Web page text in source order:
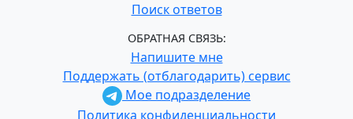
Поиск ответов
ОБРАТНАЯ СВЯЗЬ:
Напишите мне
Поддержать (отблагодарить) сервис
Мое подразделение
Политика конфиденциальности